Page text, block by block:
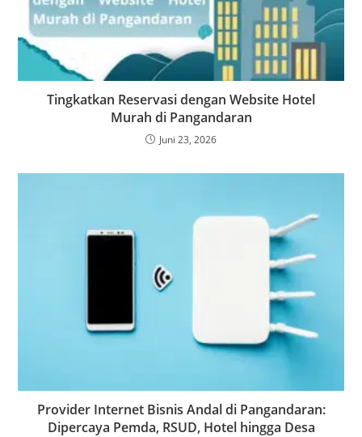
Tingkatkan Reservasi dengan Website Hotel
Murah di Pangandaran
Juni 23, 2026
Provider Internet Bisnis Andal di Pangandaran:
Dipercaya Pemda, RSUD, Hotel hingga Desa